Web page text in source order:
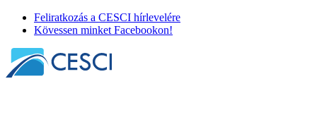
Feliratkozás a CESCI hírlevelére
Kövessen minket Facebookon!